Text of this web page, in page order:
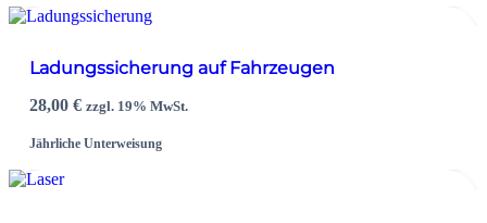
Ladungssicherung auf Fahrzeugen
28,00€ zzgl. 19% MwSt.
Jährliche Unterweisung